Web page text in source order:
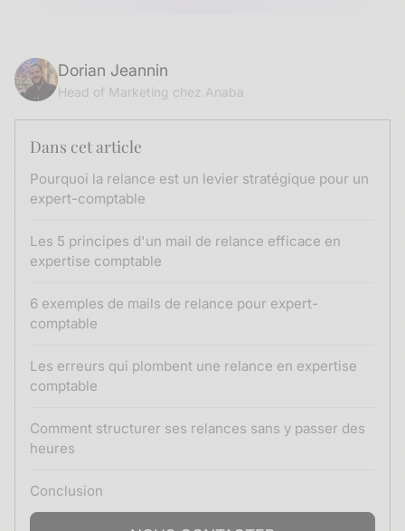
Dorian Jeannin
Head of Marketing chez Anaba
Dans cet article
Pourquoi la relance est un levier stratégique pour un
expert-comptable
Les 5 principes d'un mail de relance efficace en
expertise comptable
6 exemples de mails de relance pour expert-
comptable
Les erreurs qui plombent une relance en expertise
comptable
Comment structurer ses relances sans y passer des
heures
Conclusion